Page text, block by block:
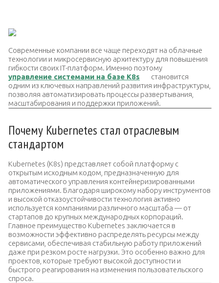
Современные компании все чаще переходят на облачные
технологии и микросервисную архитектуру для повышения
гибкости своих IT-платформ. Именно поэтому
управление системами на базе K8s
становится
одним из ключевых направлений развития инфраструктуры,
позволяя автоматизировать процессы развертывания,
масштабирования и поддержки приложений.
Почему Kubernetes стал отраслевым
стандартом
Kubernetes (K8s) представляет собой платформу с
открытым исходным кодом, предназначенную для
автоматического управления контейнеризированными
приложениями. Благодаря широкому набору инструментов
и высокой отказоустойчивости технология активно
используется компаниями различного масштаба — от
стартапов до крупных международных корпораций.
Главное преимущество Kubernetes заключается в
возможности эффективно распределять ресурсы между
сервисами, обеспечивая стабильную работу приложений
даже при резком росте нагрузки. Это особенно важно для
проектов, которые требуют высокой доступности и
быстрого реагирования на изменения пользовательского
спроса.